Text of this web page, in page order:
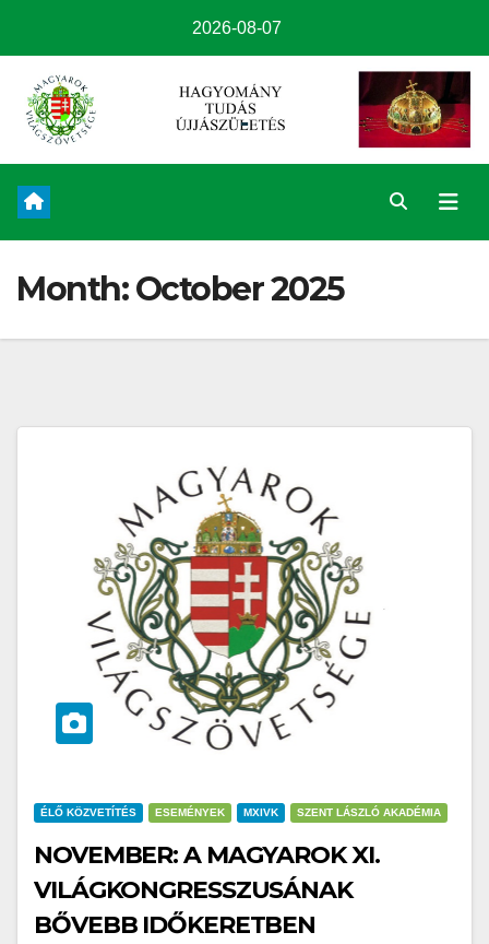
2026-08-07
Month:October 2025
ÉLŐ KÖZVETÍTÉS ESEMÉNYEK MXIVK SZENT LÁSZLÓ AKADÉMIA
NOVEMBER: A MAGYAROK XI.
VILÁGKONGRESSZUSÁNAK
BŐVEBB IDŐKERETBEN